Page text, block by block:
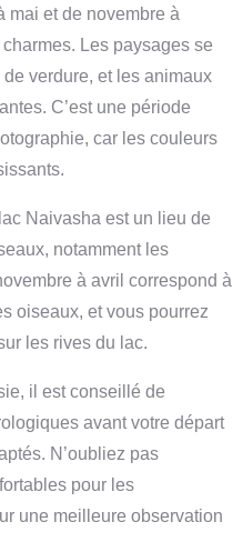
mai et de novembre à
Les paysages se
verdure, et les animaux
C’est une période
car les couleurs
Naivasha est un lieu de
notamment les
à avril correspond à
oiseaux, et vous pourrez
les rives du lac.
il est conseillé de
avant votre départ
N’oubliez pas
pour les
une meilleure observation